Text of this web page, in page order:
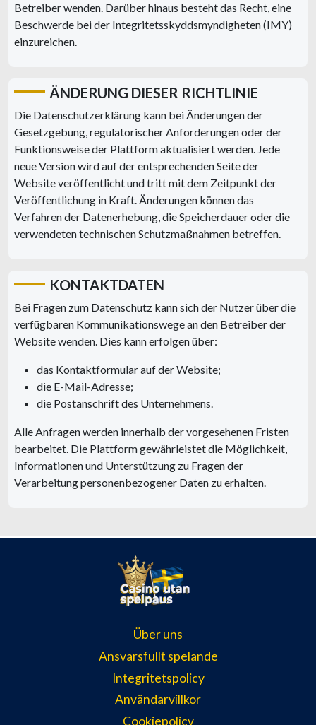
Betreiber wenden. Darüber hinaus besteht das Recht, eine
Beschwerde bei der Integritetsskyddsmyndigheten (IMY)
einzureichen.
ÄNDERUNG DIESER RICHTLINIE
Die Datenschutzerklärung kann bei Änderungen der
Gesetzgebung, regulatorischer Anforderungen oder der
Funktionsweise der Plattform aktualisiert werden. Jede
neue Version wird auf der entsprechenden Seite der
Website veröffentlicht und tritt mit dem Zeitpunkt der
Veröffentlichung in Kraft. Änderungen können das
Verfahren der Datenerhebung, die Speicherdauer oder die
verwendeten technischen Schutzmaßnahmen betreffen.
KONTAKTDATEN
Bei Fragen zum Datenschutz kann sich der Nutzer über die
verfügbaren Kommunikationswege an den Betreiber der
Website wenden. Dies kann erfolgen über:
das Kontaktformular auf der Website;
die E-Mail-Adresse;
die Postanschrift des Unternehmens.
Alle Anfragen werden innerhalb der vorgesehenen Fristen
bearbeitet. Die Plattform gewährleistet die Möglichkeit,
Informationen und Unterstützung zu Fragen der
Verarbeitung personenbezogener Daten zu erhalten.
Über uns
Ansvarsfullt spelande
Integritetspolicy
Användarvillkor
Cookiepolicy